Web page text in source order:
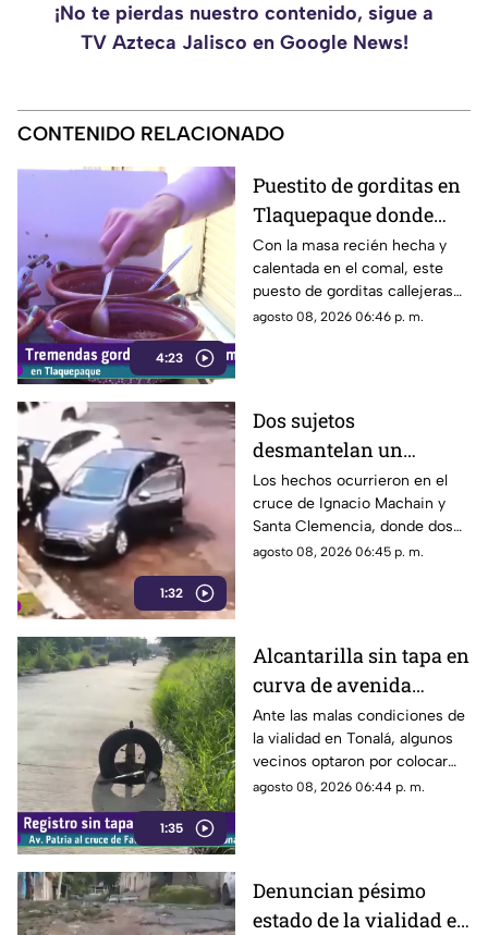
¡No te pierdas nuestro contenido, sigue a
TV Azteca Jalisco en Google News!
CONTENIDO RELACIONADO
4:23
Puestito de gorditas en
Tlaquepaque donde
una nunca es suficiente
Con la masa recién hecha y
calentada en el comal, este
puesto de gorditas callejeras
en Tlaquepaque promete
agosto 08, 2026 06:46 p. m.
1:32
Dos sujetos
desmantelan un
vehículo a plena luz del
día en Guadalajara
Los hechos ocurrieron en el
cruce de Ignacio Machain y
Santa Clemencia, donde dos
sujetos fueron captados
agosto 08, 2026 06:45 p. m.
1:35
Alcantarilla sin tapa en
curva de avenida
Patria
Ante las malas condiciones de
la vialidad en Tonalá, algunos
vecinos optaron por colocar
una llanta como señalamiento
agosto 08, 2026 06:44 p. m.
Denuncian pésimo
estado de la vialidad en